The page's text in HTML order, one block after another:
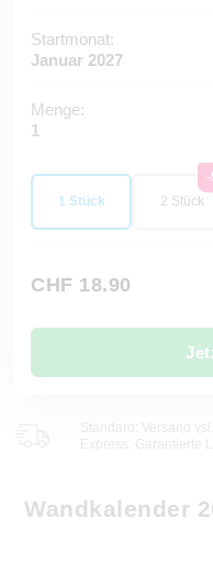
Startmonat:
Januar 2027
Menge:
1
1 Stück
-
2 Stück
CHF 18.90
Express: Garantierte
Wandkalender